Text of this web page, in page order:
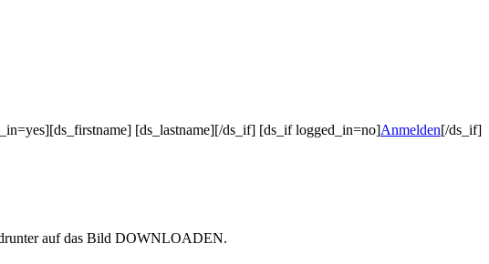
[ds_lastname][/ds_if] [ds_if logged_in=no]Anmelden[/ds_if]
auf das Bild DOWNLOADEN.